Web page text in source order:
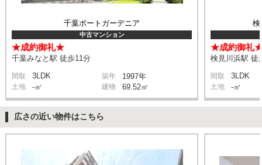
千葉ポートガーデニア
中古マンション
★成約御礼★
千葉みなと駅 徒歩11分
間取 3LDK 築年 1997年
土地 -㎡ 建物 69.52㎡
検
★成約御礼
検見川浜駅 徒
間取 3LDK
土地 -㎡
広さの近い物件はこちら